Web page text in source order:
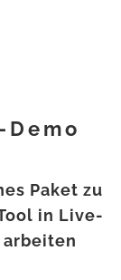
Paket zu
in Live-